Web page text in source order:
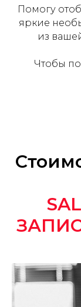
Помогу
яркие
из
Чтобы